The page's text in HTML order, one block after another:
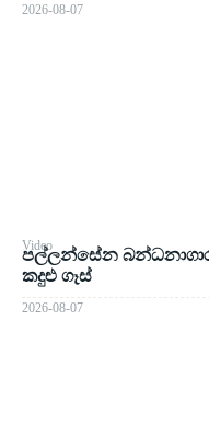
2026-08-07
Video
පල්ලන්සේන
කදුළු ගෑස්
2026-08-07